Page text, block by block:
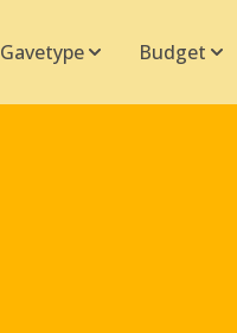
Gavetype Budget